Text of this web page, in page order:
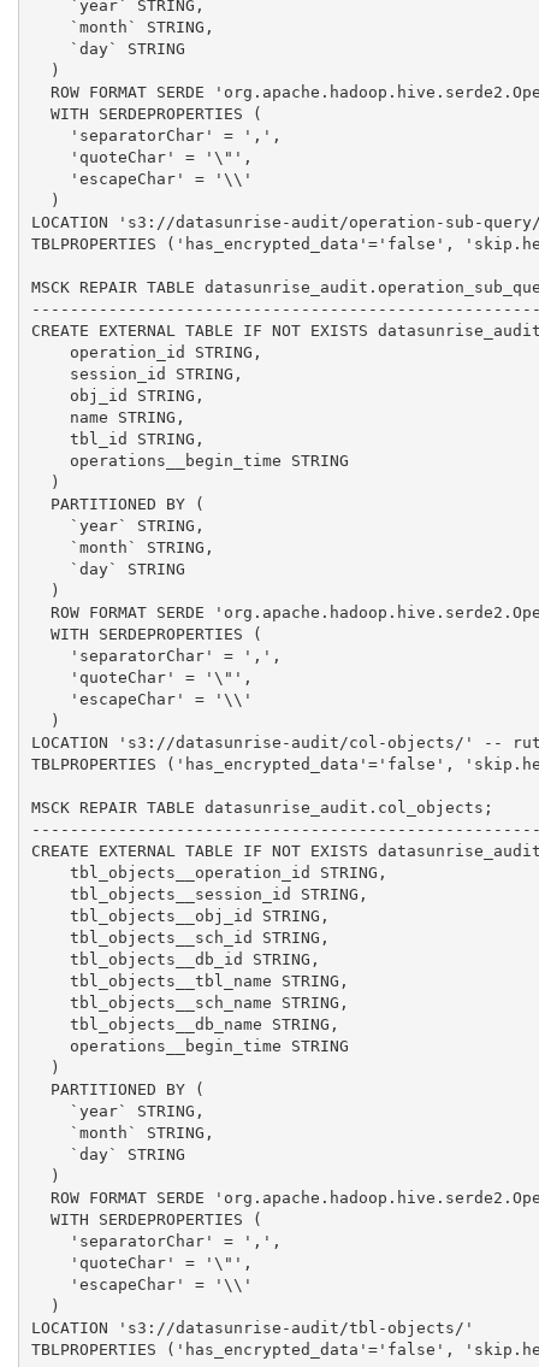
    `year` STRING,
    `month` STRING,
    `day` STRING
  )
ROW FORMAT SERDE
  WITH SERDEPROPERTIES (
    'separatorChar' = ',',
    'quoteChar' = '\"',
    'escapeChar' = '\\'
  )
LOCATION 's3://datasunrise-audit/operation-sub-
TBLPROPERTIES ('has_encrypted_data'='false',
MSCK REPAIR TABLE
CREATE EXTERNAL TABLE IF NOT EXISTS
    operation_id STRING,
    session_id STRING,
    obj_id STRING,
    name STRING,
    tbl_id STRING,
    operations__begin_time STRING
  )
  PARTITIONED BY (
    `year` STRING,
    `month` STRING,
    `day` STRING
  )
ROW FORMAT SERDE
  WITH SERDEPROPERTIES (
    'separatorChar' = ',',
    'quoteChar' = '\"',
    'escapeChar' = '\\'
  )
LOCATION 's3://datasunrise-audit/col-objects/' --
TBLPROPERTIES ('has_encrypted_data'='false',
MSCK REPAIR TABLE datasunrise_audit.col_objects;
CREATE EXTERNAL TABLE IF NOT EXISTS
    tbl_objects__operation_id STRING,
    tbl_objects__session_id STRING,
    tbl_objects__obj_id STRING,
    tbl_objects__sch_id STRING,
    tbl_objects__db_id STRING,
    tbl_objects__tbl_name STRING,
    tbl_objects__sch_name STRING,
    tbl_objects__db_name STRING,
    operations__begin_time STRING
  )
  PARTITIONED BY (
    `year` STRING,
    `month` STRING,
    `day` STRING
  )
ROW FORMAT SERDE
  WITH SERDEPROPERTIES (
    'separatorChar' = ',',
    'quoteChar' = '\"',
    'escapeChar' = '\\'
  )
LOCATION 's3://datasunrise-audit/tbl-objects/'
TBLPROPERTIES ('has_encrypted_data'='false',